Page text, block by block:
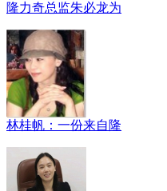
隆力奇总监朱必龙为
林桂帆：一份来自隆